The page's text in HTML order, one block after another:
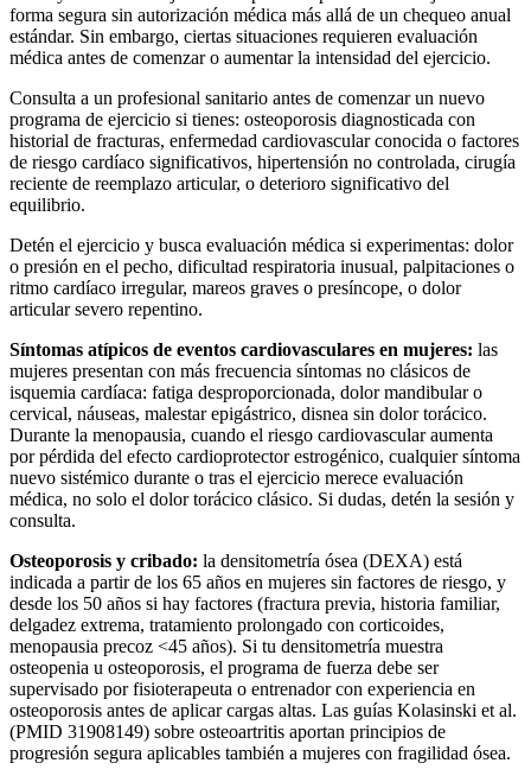
forma segura sin autorización médica más allá de un chequeo anual
estándar. Sin embargo, ciertas situaciones requieren evaluación
médica antes de comenzar o aumentar la intensidad del ejercicio.
Consulta a un profesional sanitario antes de comenzar un nuevo
programa de ejercicio si tienes: osteoporosis diagnosticada con
historial de fracturas, enfermedad cardiovascular conocida o factores
de riesgo cardíaco significativos, hipertensión no controlada, cirugía
reciente de reemplazo articular, o deterioro significativo del
equilibrio.
Detén el ejercicio y busca evaluación médica si experimentas: dolor
o presión en el pecho, dificultad respiratoria inusual, palpitaciones o
ritmo cardíaco irregular, mareos graves o presíncope, o dolor
articular severo repentino.
Síntomas atípicos de eventos cardiovasculares en mujeres: las
mujeres presentan con más frecuencia síntomas no clásicos de
isquemia cardíaca: fatiga desproporcionada, dolor mandibular o
cervical, náuseas, malestar epigástrico, disnea sin dolor torácico.
Durante la menopausia, cuando el riesgo cardiovascular aumenta
por pérdida del efecto cardioprotector estrogénico, cualquier síntoma
nuevo sistémico durante o tras el ejercicio merece evaluación
médica, no solo el dolor torácico clásico. Si dudas, detén la sesión y
consulta.
Osteoporosis y cribado: la densitometría ósea (DEXA) está
indicada a partir de los 65 años en mujeres sin factores de riesgo, y
desde los 50 años si hay factores (fractura previa, historia familiar,
delgadez extrema, tratamiento prolongado con corticoides,
menopausia precoz <45 años). Si tu densitometría muestra
osteopenia u osteoporosis, el programa de fuerza debe ser
supervisado por fisioterapeuta o entrenador con experiencia en
osteoporosis antes de aplicar cargas altas. Las guías Kolasinski et al.
(PMID 31908149) sobre osteoartritis aportan principios de
progresión segura aplicables también a mujeres con fragilidad ósea.